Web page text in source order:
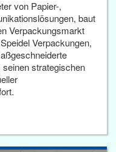
von Papier-,
baut
Verpackungsmarkt
Verpackungen,
strategischen